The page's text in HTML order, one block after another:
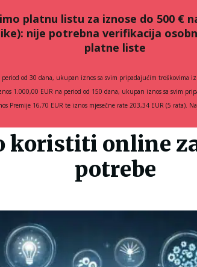
platnu listu za iznose do 500 €
nije potrebna verifikacija
platne liste
od 30 dana, ukupan iznos sa svim pripadajućim troškovima
1.000,00 EUR na period od 150 dana, ukupan iznos sa svim
Premije 16,70 EUR te iznos mjesečne rate 203,34 EUR (5 rata).
koristiti online
potrebe